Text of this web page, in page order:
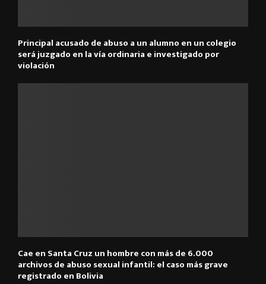
Principal acusado de abuso a un alumno en un colegio
será juzgado en la vía ordinaria e investigado por
violación
Cae en Santa Cruz un hombre con más de 6.000
archivos de abuso sexual infantil: el caso más grave
registrado en Bolivia